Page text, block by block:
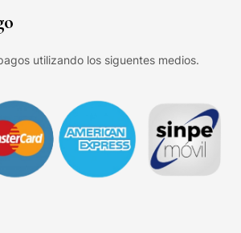
utilizando los siguentes medios.